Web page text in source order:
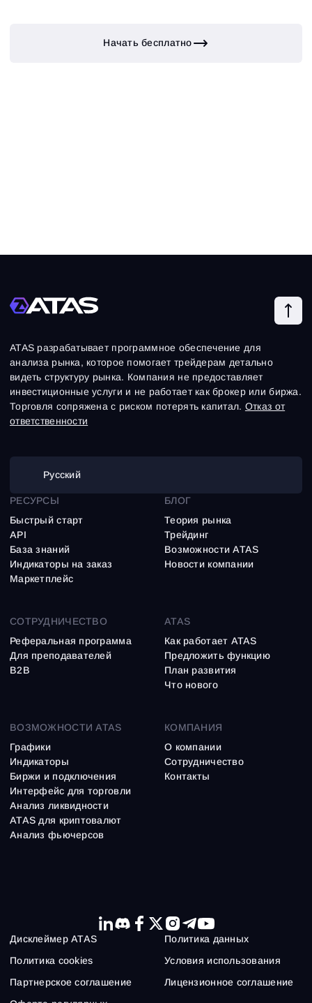
Начать бесплатно
ATAS разрабатывает программное обеспечение для
анализа рынка, которое помогает трейдерам детально
видеть структуру рынка. Компания не предоставляет
инвестиционные услуги и не работает как брокер или биржа.
Торговля сопряжена с риском потерять капитал. Отказ от
ответственности
Русский
ВОЗМОЖНОСТИ ATAS
Графики
Индикаторы
Биржи и подключения
Интерфейс для торговли
Анализ ликвидности
ATAS для криптовалют
Анализ фьючерсов
РЕСУРСЫ
Быстрый старт
API
База знаний
Индикаторы на заказ
Маркетплейс
БЛОГ
Теория рынка
Трейдинг
Возможности ATAS
Новости компании
СОТРУДНИЧЕСТВО
Реферальная программа
Для преподавателей
B2B
ATAS
Как работает ATAS
Предложить функцию
План развития
Что нового
КОМПАНИЯ
О компании
Сотрудничество
Контакты
Дисклеймер ATAS
Политика данных
Политика cookies
Условия использования
Партнерское соглашение
Лицензионное соглашение